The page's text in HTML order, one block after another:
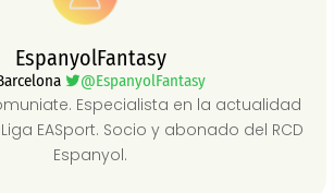
EspanyolFantasy
@EspanyolFantasy
Especialista en la actualidad
EASport. Socio y abonado del RCD
Espanyol.